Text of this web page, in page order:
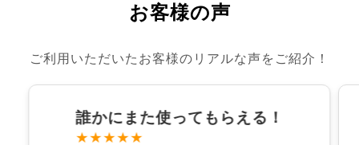
お客様の声
ご利用いただいたお客様のリアルな声をご紹介！
誰かにまた使ってもらえる！
★★★★★